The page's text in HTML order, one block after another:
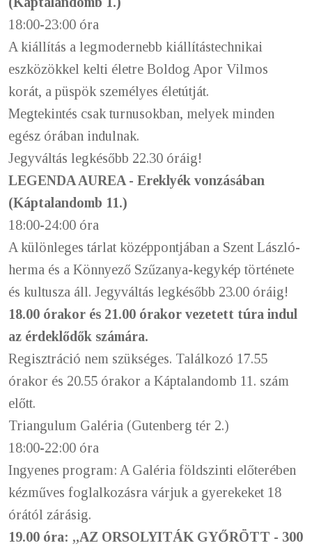
18:00-23:00 óra
A kiállítás a legmodernebb kiállítástechnikai
eszközökkel kelti életre Boldog Apor Vilmos
korát, a püspök személyes életútját.
Megtekintés csak turnusokban, melyek minden
egész órában indulnak.
Jegyváltás legkésőbb 22.30 óráig!
LEGENDA AUREA - Ereklyék vonzásában
(Káptalandomb 11.)
18:00-24:00 óra
A különleges tárlat középpontjában a Szent László-
herma és a Könnyező Szűzanya-kegykép története
és kultusza áll. Jegyváltás legkésőbb 23.00 óráig!
18.00 órakor és 21.00 órakor vezetett túra indul
az érdeklődők számára.
Regisztráció nem szükséges. Találkozó 17.55
órakor és 20.55 órakor a Káptalandomb 11. szám
előtt.
Triangulum Galéria (Gutenberg tér 2.)
18:00-22:00 óra
Ingyenes program: A Galéria földszinti előterében
kézműves foglalkozásra várjuk a gyerekeket 18
órától zárásig.
19.00 óra: „AZ ORSOLYITÁK GYŐRÖTT - 300